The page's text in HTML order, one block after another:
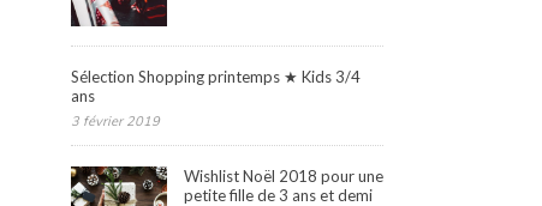
Sélection Shopping printemps ★ Kids 3/4
ans
3 février 2019
Wishlist Noël 2018 pour une
petite fille de 3 ans et demi